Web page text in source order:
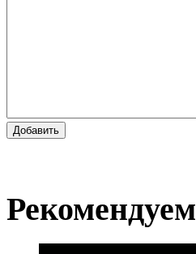
Добавить
Рекомендуем